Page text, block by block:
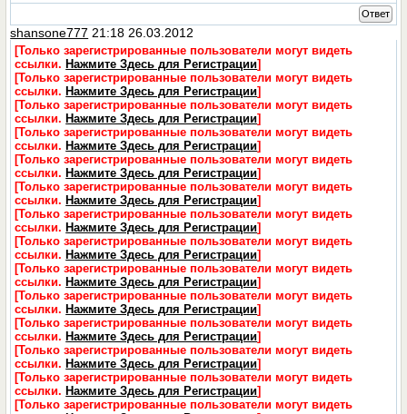
Ответ
shansone777 21:18 26.03.2012
[Только зарегистрированные пользователи могут видеть
ссылки. Нажмите Здесь для Регистрации]
[Только зарегистрированные пользователи могут видеть
ссылки. Нажмите Здесь для Регистрации]
[Только зарегистрированные пользователи могут видеть
ссылки. Нажмите Здесь для Регистрации]
[Только зарегистрированные пользователи могут видеть
ссылки. Нажмите Здесь для Регистрации]
[Только зарегистрированные пользователи могут видеть
ссылки. Нажмите Здесь для Регистрации]
[Только зарегистрированные пользователи могут видеть
ссылки. Нажмите Здесь для Регистрации]
[Только зарегистрированные пользователи могут видеть
ссылки. Нажмите Здесь для Регистрации]
[Только зарегистрированные пользователи могут видеть
ссылки. Нажмите Здесь для Регистрации]
[Только зарегистрированные пользователи могут видеть
ссылки. Нажмите Здесь для Регистрации]
[Только зарегистрированные пользователи могут видеть
ссылки. Нажмите Здесь для Регистрации]
[Только зарегистрированные пользователи могут видеть
ссылки. Нажмите Здесь для Регистрации]
[Только зарегистрированные пользователи могут видеть
ссылки. Нажмите Здесь для Регистрации]
[Только зарегистрированные пользователи могут видеть
ссылки. Нажмите Здесь для Регистрации]
[Только зарегистрированные пользователи могут видеть